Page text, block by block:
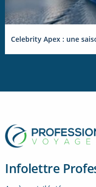
Celebrity Apex : une
Infolettre